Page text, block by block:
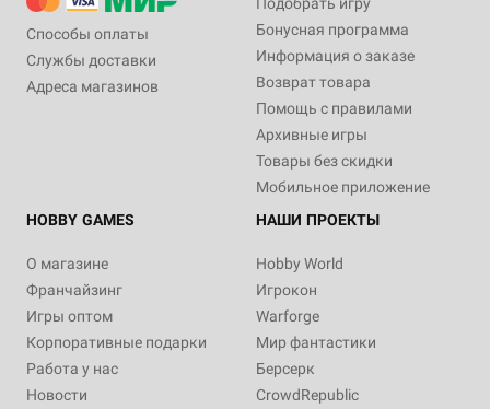
Способы оплаты
Службы доставки
Адреса магазинов
Подобрать игру
Бонусная программа
Информация о заказе
Возврат товара
Помощь с правилами
Архивные игры
Товары без скидки
Мобильное приложение
HOBBY GAMES
О магазине
Франчайзинг
Игры оптом
Корпоративные подарки
Работа у нас
Новости
НАШИ ПРОЕКТЫ
Hobby World
Игрокон
Warforge
Мир фантастики
Берсерк
CrowdRepublic